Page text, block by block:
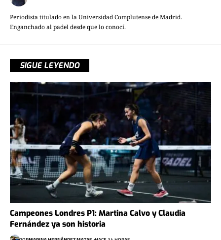
Periodista titulado en la Universidad Complutense de Madrid.
Enganchado al padel desde que lo conocí.
SIGUE LEYENDO
Campeones Londres P1: Martina Calvo y Claudia
Fernández ya son historia